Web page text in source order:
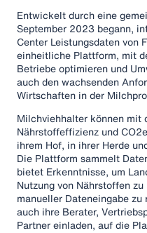
Entwickelt durch eine
September 2023 begann,
Center Leistungsdaten von
einheitliche Plattform, mit
Betriebe optimieren und
auch den wachsenden
Wirtschaften in der
Milchviehhalter können mit
Nährstoffeffizienz und
ihrem Hof, in ihrer Herde
Die Plattform sammelt
bietet Erkenntnisse, um
Nutzung von Nährstoffen
manueller Dateneingabe
auch ihre Berater,
Partner einladen, auf die